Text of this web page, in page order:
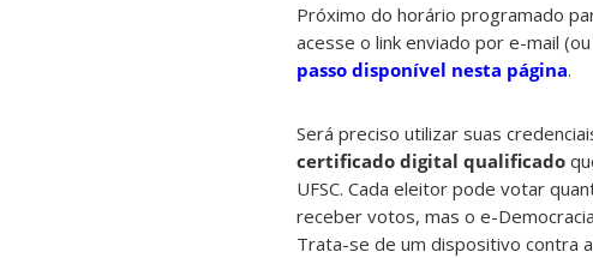
Próximo do horário programado
acesse o link enviado por e-mail
passo disponível nesta página.
Será preciso utilizar suas
certificado digital qualificado
UFSC. Cada eleitor pode votar
receber votos, mas o e-
Trata-se de um dispositivo contra